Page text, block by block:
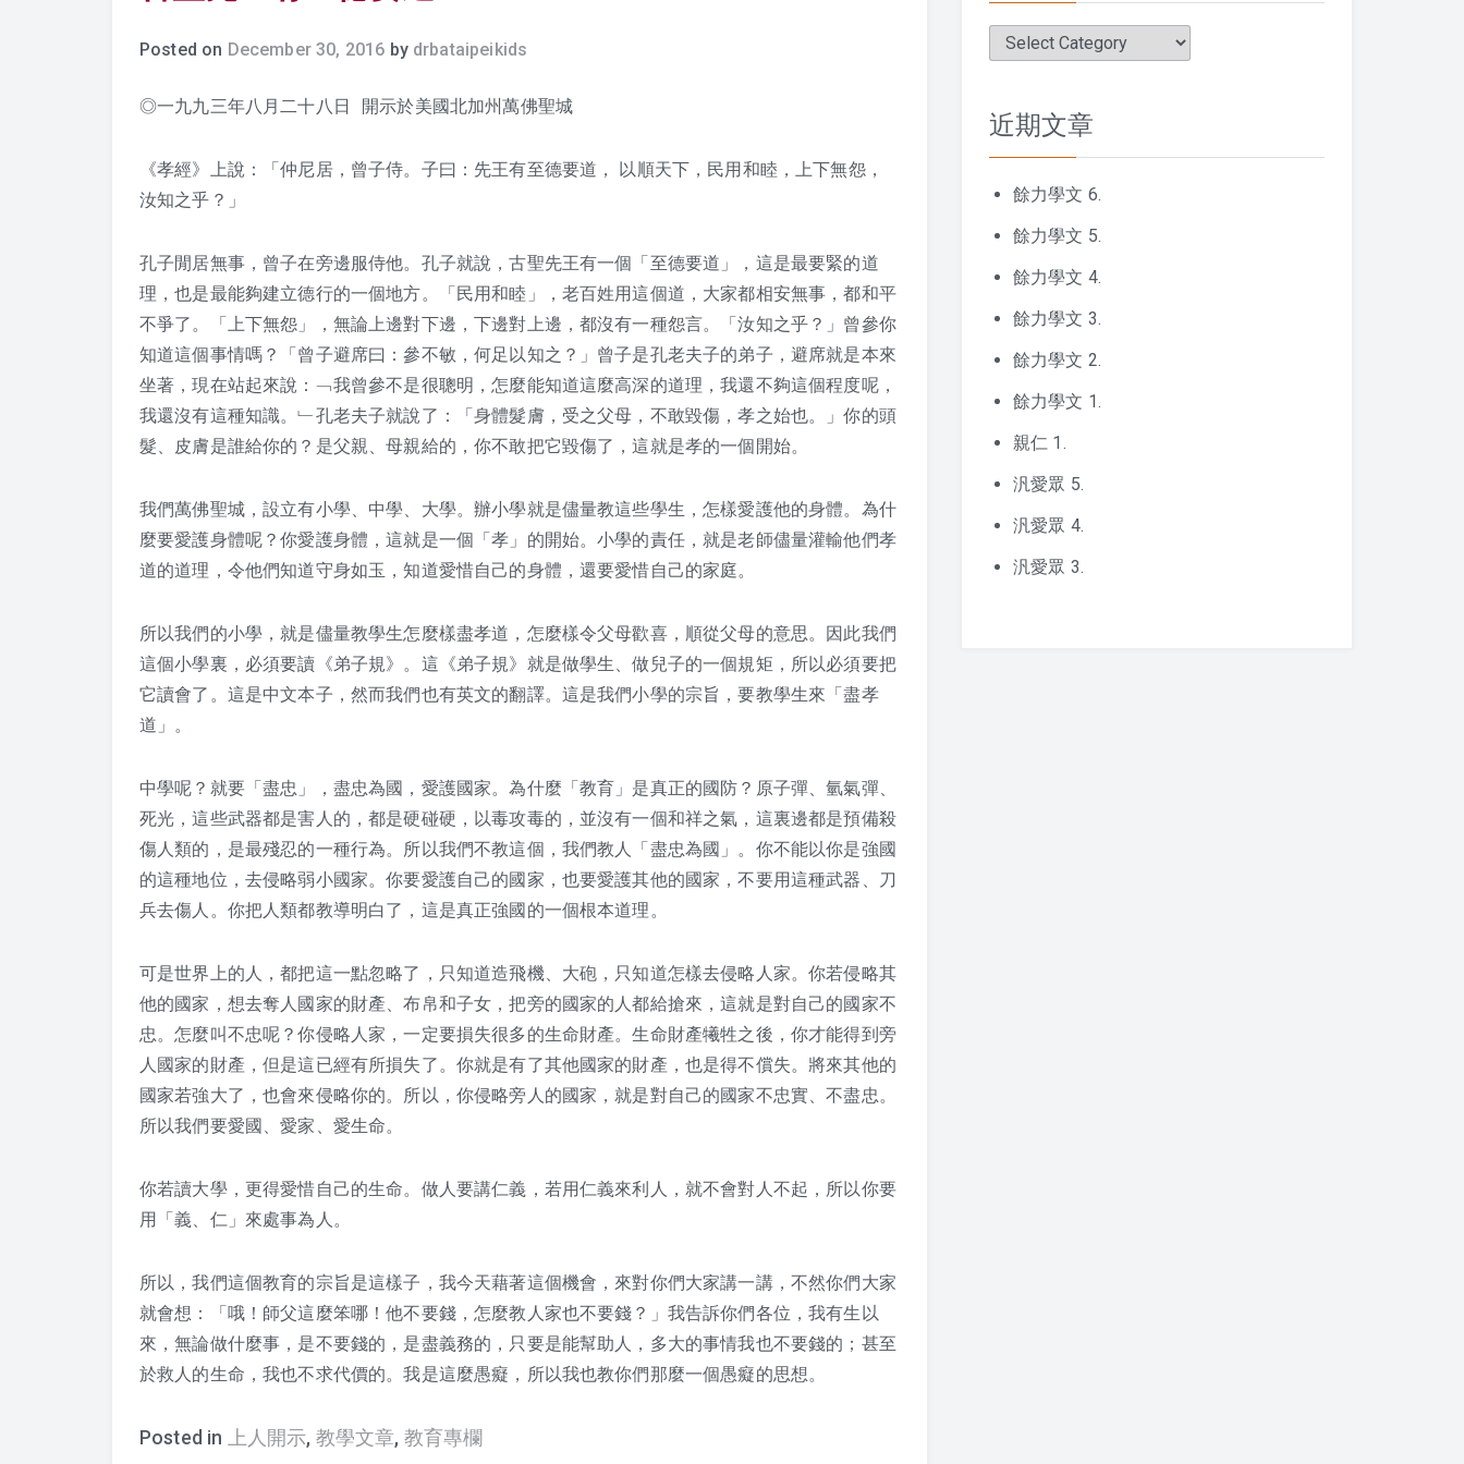
Posted on December 30, 2016 by drbataipeikids
◎一九九三年八月二十八日 開示於美國北加州萬佛聖城
《孝經》上說：「仲尼居，曾子侍。子曰：先王有至德要道， 以順天下，民用和睦，上下無怨，
汝知之乎？」
孔子閒居無事，曾子在旁邊服侍他。孔子就說，古聖先王有一個「至德要道」，這是最要緊的道
理，也是最能夠建立德行的一個地方。「民用和睦」，老百姓用這個道，大家都相安無事，都和平
不爭了。「上下無怨」，無論上邊對下邊，下邊對上邊，都沒有一種怨言。「汝知之乎？」曾參你
知道這個事情嗎？「曾子避席曰：參不敏，何足以知之？」曾子是孔老夫子的弟子，避席就是本來
坐著，現在站起來說：﹁我曾參不是很聰明，怎麼能知道這麼高深的道理，我還不夠這個程度呢，
我還沒有這種知識。﹂孔老夫子就說了：「身體髮膚，受之父母，不敢毀傷，孝之始也。」你的頭
髮、皮膚是誰給你的？是父親、母親給的，你不敢把它毀傷了，這就是孝的一個開始。
我們萬佛聖城，設立有小學、中學、大學。辦小學就是儘量教這些學生，怎樣愛護他的身體。為什
麼要愛護身體呢？你愛護身體，這就是一個「孝」的開始。小學的責任，就是老師儘量灌輸他們孝
道的道理，令他們知道守身如玉，知道愛惜自己的身體，還要愛惜自己的家庭。
所以我們的小學，就是儘量教學生怎麼樣盡孝道，怎麼樣令父母歡喜，順從父母的意思。因此我們
這個小學裏，必須要讀《弟子規》。這《弟子規》就是做學生、做兒子的一個規矩，所以必須要把
它讀會了。這是中文本子，然而我們也有英文的翻譯。這是我們小學的宗旨，要教學生來「盡孝
道」。
中學呢？就要「盡忠」，盡忠為國，愛護國家。為什麼「教育」是真正的國防？原子彈、氫氣彈、
死光，這些武器都是害人的，都是硬碰硬，以毒攻毒的，並沒有一個和祥之氣，這裏邊都是預備殺
傷人類的，是最殘忍的一種行為。所以我們不教這個，我們教人「盡忠為國」。你不能以你是強國
的這種地位，去侵略弱小國家。你要愛護自己的國家，也要愛護其他的國家，不要用這種武器、刀
兵去傷人。你把人類都教導明白了，這是真正強國的一個根本道理。
可是世界上的人，都把這一點忽略了，只知道造飛機、大砲，只知道怎樣去侵略人家。你若侵略其
他的國家，想去奪人國家的財產、布帛和子女，把旁的國家的人都給搶來，這就是對自己的國家不
忠。怎麼叫不忠呢？你侵略人家，一定要損失很多的生命財產。生命財產犧牲之後，你才能得到旁
人國家的財產，但是這已經有所損失了。你就是有了其他國家的財產，也是得不償失。將來其他的
國家若強大了，也會來侵略你的。所以，你侵略旁人的國家，就是對自己的國家不忠實、不盡忠。
所以我們要愛國、愛家、愛生命。
你若讀大學，更得愛惜自己的生命。做人要講仁義，若用仁義來利人，就不會對人不起，所以你要
用「義、仁」來處事為人。
所以，我們這個教育的宗旨是這樣子，我今天藉著這個機會，來對你們大家講一講，不然你們大家
就會想：「哦！師父這麼笨哪！他不要錢，怎麼教人家也不要錢？」我告訴你們各位，我有生以
來，無論做什麼事，是不要錢的，是盡義務的，只要是能幫助人，多大的事情我也不要錢的；甚至
於救人的生命，我也不求代價的。我是這麼愚癡，所以我也教你們那麼一個愚癡的思想。
Posted in 上人開示, 教學文章, 教育專欄
分
近期文章
餘力學文 6.
餘力學文 5.
餘力學文 4.
餘力學文 3.
餘力學文 2.
餘力學文 1.
親仁 1.
汎愛眾 5.
汎愛眾 4.
汎愛眾 3.